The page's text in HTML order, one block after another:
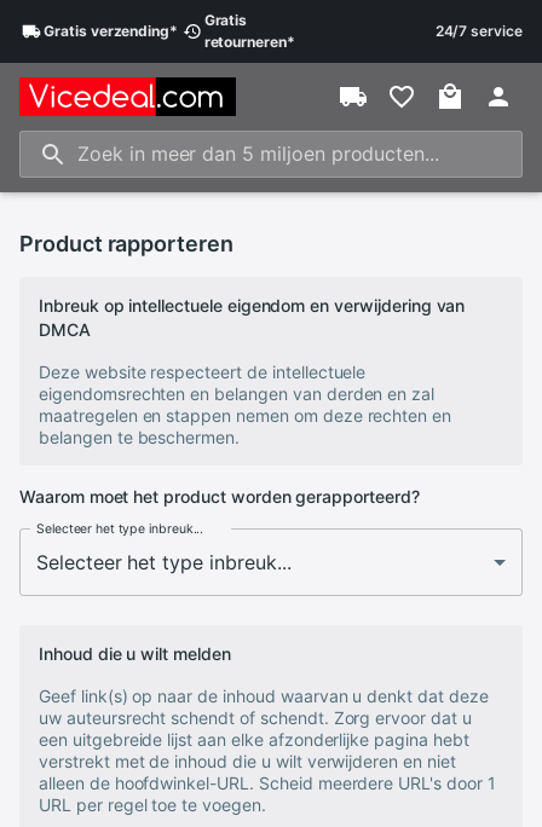
Gratisverzending*
Gratis
retourneren*
24/7 service
Product rapporteren
Inbreuk op intellectuele eigendom en verwijdering van
DMCA
Deze website respecteert de intellectuele
eigendomsrechten en belangen van derden en zal
maatregelen en stappen nemen om deze rechten en
belangen te beschermen.
Waarom moet het product worden gerapporteerd?
Selecteer het type inbreuk...
Inhoud die u wilt melden
Geef link(s) op naar de inhoud waarvan u denkt dat deze
uw auteursrecht schendt of schendt. Zorg ervoor dat u
een uitgebreide lijst aan elke afzonderlijke pagina hebt
verstrekt met de inhoud die u wilt verwijderen en niet
alleen de hoofdwinkel-URL. Scheid meerdere URL's door 1
URL per regel toe te voegen.